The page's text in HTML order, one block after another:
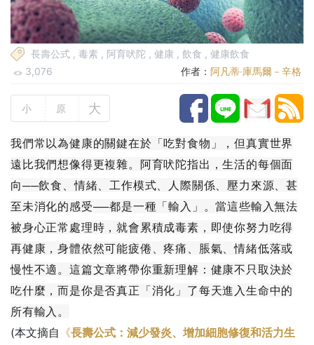
長壽公式 , 毒素 , 阿育吠陀 , 健康 , 飲食 , 健康飲食
3,076
作者： 阿凡蒂‧庫馬爾－辛格
小 原 大
我們常以為健康的關鍵在於「吃對食物」，但真實世界
遠比我們想像得更複雜。阿育吠陀指出，生活的每個面
向──飲食、情緒、工作模式、人際關係、壓力來源、甚
至未消化的感受──都是一種「輸入」。當這些輸入無法
被身心正常處理時，就會累積成毒素，即使你努力吃得
再健康，身體依然可能疲倦、疼痛、脹氣、情緒低落或
慢性不適。這篇文章將帶你重新理解：健康不只取決於
吃什麼，而是你是否真正「消化」了每天進入生命中的
所有輸入。
(本文摘自 《長壽公式：減少發炎、增加細胞修復和活力生